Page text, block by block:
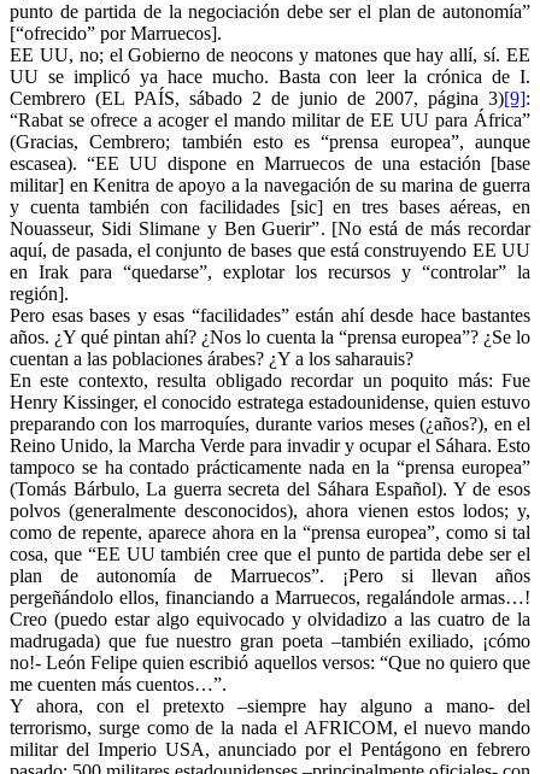
punto de partida de la negociación debe ser el plan de autonomía”
[“ofrecido” por Marruecos].
EE UU, no; el Gobierno de neocons y matones que hay allí, sí. EE
UU se implicó ya hace mucho. Basta con leer la crónica de I.
Cembrero (EL PAÍS, sábado 2 de junio de 2007, página 3)[9]:
“Rabat se ofrece a acoger el mando militar de EE UU para África”
(Gracias, Cembrero; también esto es “prensa europea”, aunque
escasea). “EE UU dispone en Marruecos de una estación [base
militar] en Kenitra de apoyo a la navegación de su marina de guerra
y cuenta también con facilidades [sic] en tres bases aéreas, en
Nouasseur, Sidi Slimane y Ben Guerir”. [No está de más recordar
aquí, de pasada, el conjunto de bases que está construyendo EE UU
en Irak para “quedarse”, explotar los recursos y “controlar” la
región].
Pero esas bases y esas “facilidades” están ahí desde hace bastantes
años. ¿Y qué pintan ahí? ¿Nos lo cuenta la “prensa europea”? ¿Se lo
cuentan a las poblaciones árabes? ¿Y a los saharauis?
En este contexto, resulta obligado recordar un poquito más: Fue
Henry Kissinger, el conocido estratega estadounidense, quien estuvo
preparando con los marroquíes, durante varios meses (¿años?), en el
Reino Unido, la Marcha Verde para invadir y ocupar el Sáhara. Esto
tampoco se ha contado prácticamente nada en la “prensa europea”
(Tomás Bárbulo, La guerra secreta del Sáhara Español). Y de esos
polvos (generalmente desconocidos), ahora vienen estos lodos; y,
como de repente, aparece ahora en la “prensa europea”, como si tal
cosa, que “EE UU también cree que el punto de partida debe ser el
plan de autonomía de Marruecos”. ¡Pero si llevan años
pergeñándolo ellos, financiando a Marruecos, regalándole armas…!
Creo (puedo estar algo equivocado y olvidadizo a las cuatro de la
madrugada) que fue nuestro gran poeta –también exiliado, ¡cómo
no!- León Felipe quien escribió aquellos versos: “Que no quiero que
me cuenten más cuentos…”.
Y ahora, con el pretexto –siempre hay alguno a mano- del
terrorismo, surge como de la nada el AFRICOM, el nuevo mando
militar del Imperio USA, anunciado por el Pentágono en febrero